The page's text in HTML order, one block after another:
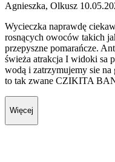
Agnieszka, Olkusz
Wycieczka naprawdę
rosnących owoców takich
przepyszne pomarańcze.
świeża atrakcja I widoki sa
wodą i zatrzymujemy sie na
to tak zwane CZIKITA
Więcej